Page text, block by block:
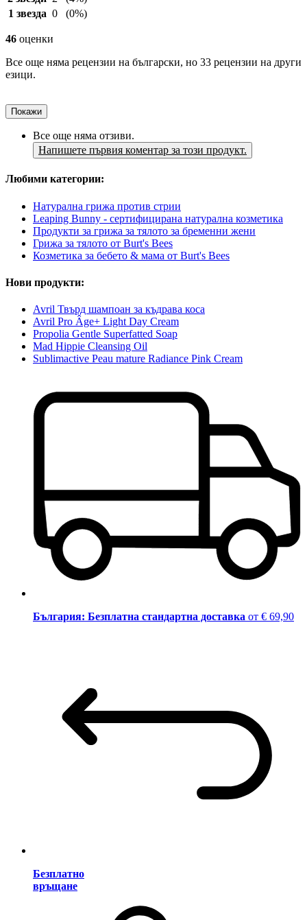
1 звезда 0 (0%)
46 оценки
Все още няма рецензии на български, но 33 рецензии на други
езици.
Покажи
Все още няма отзиви.
Напишете първия коментар за този продукт.
Любими категории:
Натурална грижа против стрии
Leaping Bunny - сертифицирана натурална козметика
Продукти за грижа за тялото за бременни жени
Грижа за тялото от Burt's Bees
Козметика за бебето & мама от Burt's Bees
Нови продукти:
Avril Твърд шампоан за къдрава коса
Avril Pro Âge+ Light Day Cream
Propolia Gentle Superfatted Soap
Mad Hippie Cleansing Oil
Sublimactive Peau mature Radiance Pink Cream
България: Безплатна стандартна доставка от € 69,90
Безплатно
връщане